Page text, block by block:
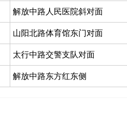
解放中路人民医院斜对面
山阳北路体育馆东门对面
太行中路交警支队对面
解放中路东方红东侧